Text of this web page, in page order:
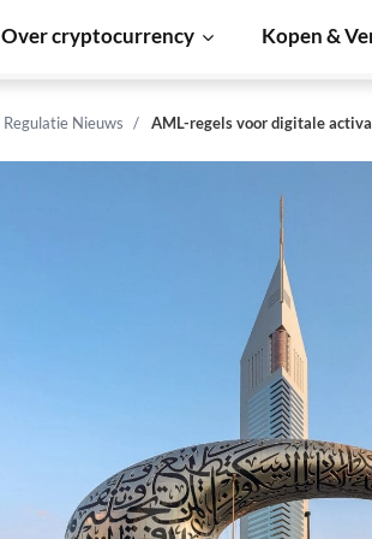
Over cryptocurrency Kopen &
Regulatie Nieuws AML-regels voor digitale